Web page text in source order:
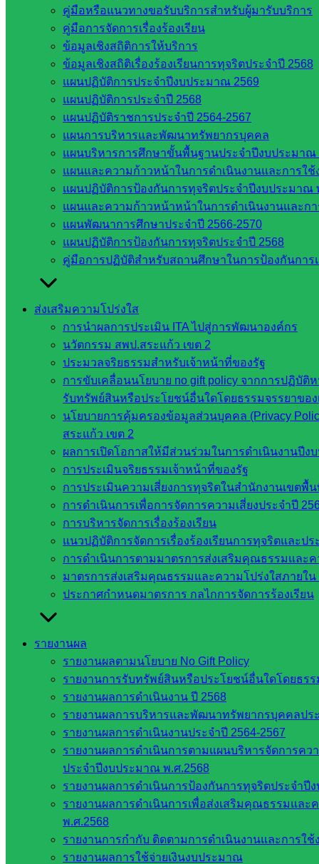
คู่มือหรือแนวทางขอรับบริการสำหรับผู้มารับบริการ
คู่มือการจัดการเรื่องร้องเรียน
ข้อมูลเชิงสถิติการให้บริการ
ข้อมูลเชิงสถิติเรื่องร้องเรียนการทุจริตประจำปี 2568
แผนปฏิบัติการประจำปีงบประมาณ 2569
แผนปฏิบัติการประจำปี 2568
แผนปฏิบัติราชการประจำปี 2564-2567
แผนการบริหารและพัฒนาทรัพยากรบุคคล
แผนบริหารการศึกษาขั้นพื้นฐานประจำปีงบประมาณ
แผนและความก้าวหน้าในการดำเนินงานและการใ
แผนปฏิบัติการป้องกันการทุจริตประจำปีงบประมาณ
แผนและความก้าวหน้าหน้าในการดำเนินงานและก
แผนพัฒนาการศึกษาประจำปี 2566-2570
แผนปฏิบัติการป้องกันการทุจริตประจำปี 2568
คู่มือการปฏิบัติสำหรับสถานศึกษาในการป้องกันการ
ส่งเสริมความโปร่งใส
การนำผลการประเมิน ITA ไปสู่การพัฒนาองค์กร
นวัตกรรม สพป.สระแก้ว เขต 2
ประมวลจริยธรรมสำหรับเจ้าหน้าที่ของรัฐ
การขับเคลื่อนนโยบาย no gift policy จากการปฏิบั
รับทรัพย์สินหรือประโยชน์อื่นใดโดยธรรมจรรยาขอ
นโยบายการคุ้มครองข้อมูลส่วนบุคคล (Privacy
สระแก้ว เขต 2
ผลการเปิดโอกาสให้มีส่วนร่วมในการดำเนินงานปีง
การประเมินจริยธรรมเจ้าหน้าที่ของรัฐ
การประเมินความเสี่ยงการทุจริตในสำนักงานเขต
การดำเนินการเพื่อการจัดการความเสี่ยงประจำปี
การบริหารจัดการเรื่องร้องเรียน
แนวปฏิบัติการจัดการเรื่องร้องเรียนการทุจริตและป
การดำเนินการตามมาตรการส่งเสริมคุณธรรมและ
มาตรการส่งเสริมคุณธรรมและความโปร่งใสภายใน
ประกาศกำหนดมาตรการ กลไกการจัดการร้องเรียน
รายงานผล
รายงานผลตามนโยบาย No Gift Policy
รายงานการรับทรัพย์สินหรือประโยชน์อื่นใดโดยธรร
รายงานผลการดำเนินงาน ปี 2568
รายงานผลการบริหารและพัฒนาทรัพยากรบุคคลปร
รายงานผลการดำเนินงานประจำปี 2564-2567
รายงานผลการดำเนินการตามแผนบริหารจัดการค
ประจำปีงบประมาณ พ.ศ.2568
รายงานผลการดำเนินการป้องกันการทุจริตประจำปี
รายงานผลการดำเนินการเพื่อส่งเสริมคุณธรรมแล
พ.ศ.2568
รายงานการกำกับ ติดตามการดำเนินงานและการใ
รายงานผลการใช้จ่ายเงินงบประมาณ
Post Views: 519
web2021_admin
หน่วยงาน
ที่เกี่ยวข้อง
กระทรวง
ศึกษาธิการ
กระทรวง
การ
อุดมศึกษา
สำนักงาน
เลขาธิการ
สภาการ
ศึกษา
สำนักงาน
คณะ
กรรมการ
การ
อาชีวศึกษา
สำนักงาน
คณะ
กรรมการ
ขั้นพื้น
รายชื่อ
มหาวิทยาลัย
ประเทศไทย
เว็บไซต์
สำนักต่าง
เว็บไซต์
สพม. ใน